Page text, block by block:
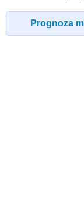
Prognoza